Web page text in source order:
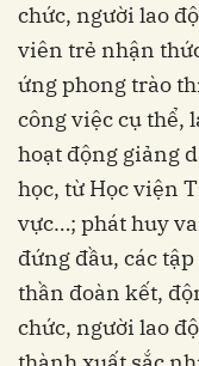
chức, người lao
viên trẻ nhận
ứng phong trào
công việc cụ thể,
hoạt động giảng
học, từ Học viện
vực…; phát huy
đứng đầu, các
thần đoàn kết,
chức, người lao